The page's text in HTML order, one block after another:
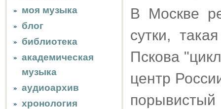
моя музыка
блог
библиотека
академическая
музыка
аудиоархив
хронология
В Москве
сутки,
Пскова
центр